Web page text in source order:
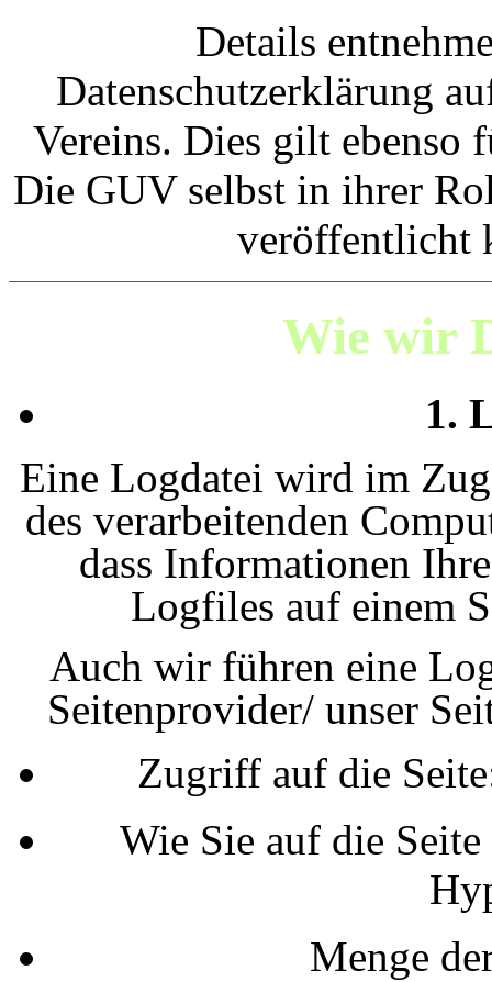
Details
Datenschutzerklärung
Vereins. Dies gilt ebenso
Die GUV selbst in ihrer
veröffentlicht
Wie wir
1.
Eine Logdatei wird im
des verarbeitenden
dass Informationen
Logfiles auf einem
Auch wir führen eine
Seitenprovider/ unser
Zugriff auf die
Wie Sie auf die
Menge